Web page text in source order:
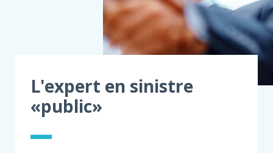
L'expert en sinistre
«public»